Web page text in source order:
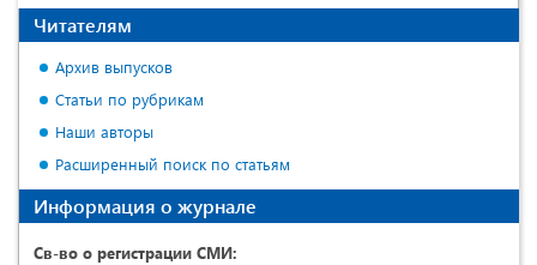
Читателям
Архив выпусков
Статьи по рубрикам
Наши авторы
Расширенный поиск по статьям
Информация о журнале
Св-во о регистрации СМИ: